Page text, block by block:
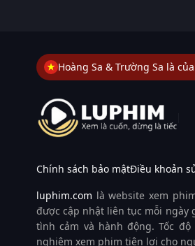
Hoàng Sa & Trường Sa là
Chính sách bảo mậtĐiều khoản
luphim.com là website xem
được cập nhật liên tục mỗi ngày
tình cảm và hành động. Tốc
nghiệm xem phim tiện lợi cho